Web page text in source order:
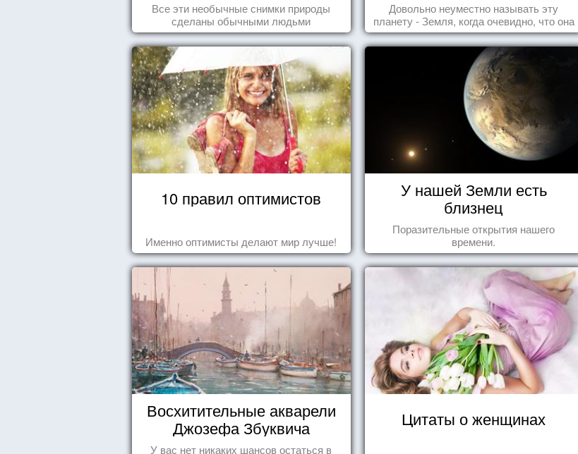
Все эти необычные снимки природы
сделаны обычными людьми
Довольно неуместно называть эту
планету - Земля, когда очевидно, что она
- Океан.
10 правил оптимистов
Именно оптимисты делают мир лучше!
У нашей Земли есть
близнец
Поразительные открытия нашего
времени.
Восхитительные акварели
Джозефа Збуквича
У вас нет никаких шансов остаться в
Цитаты о женщинах